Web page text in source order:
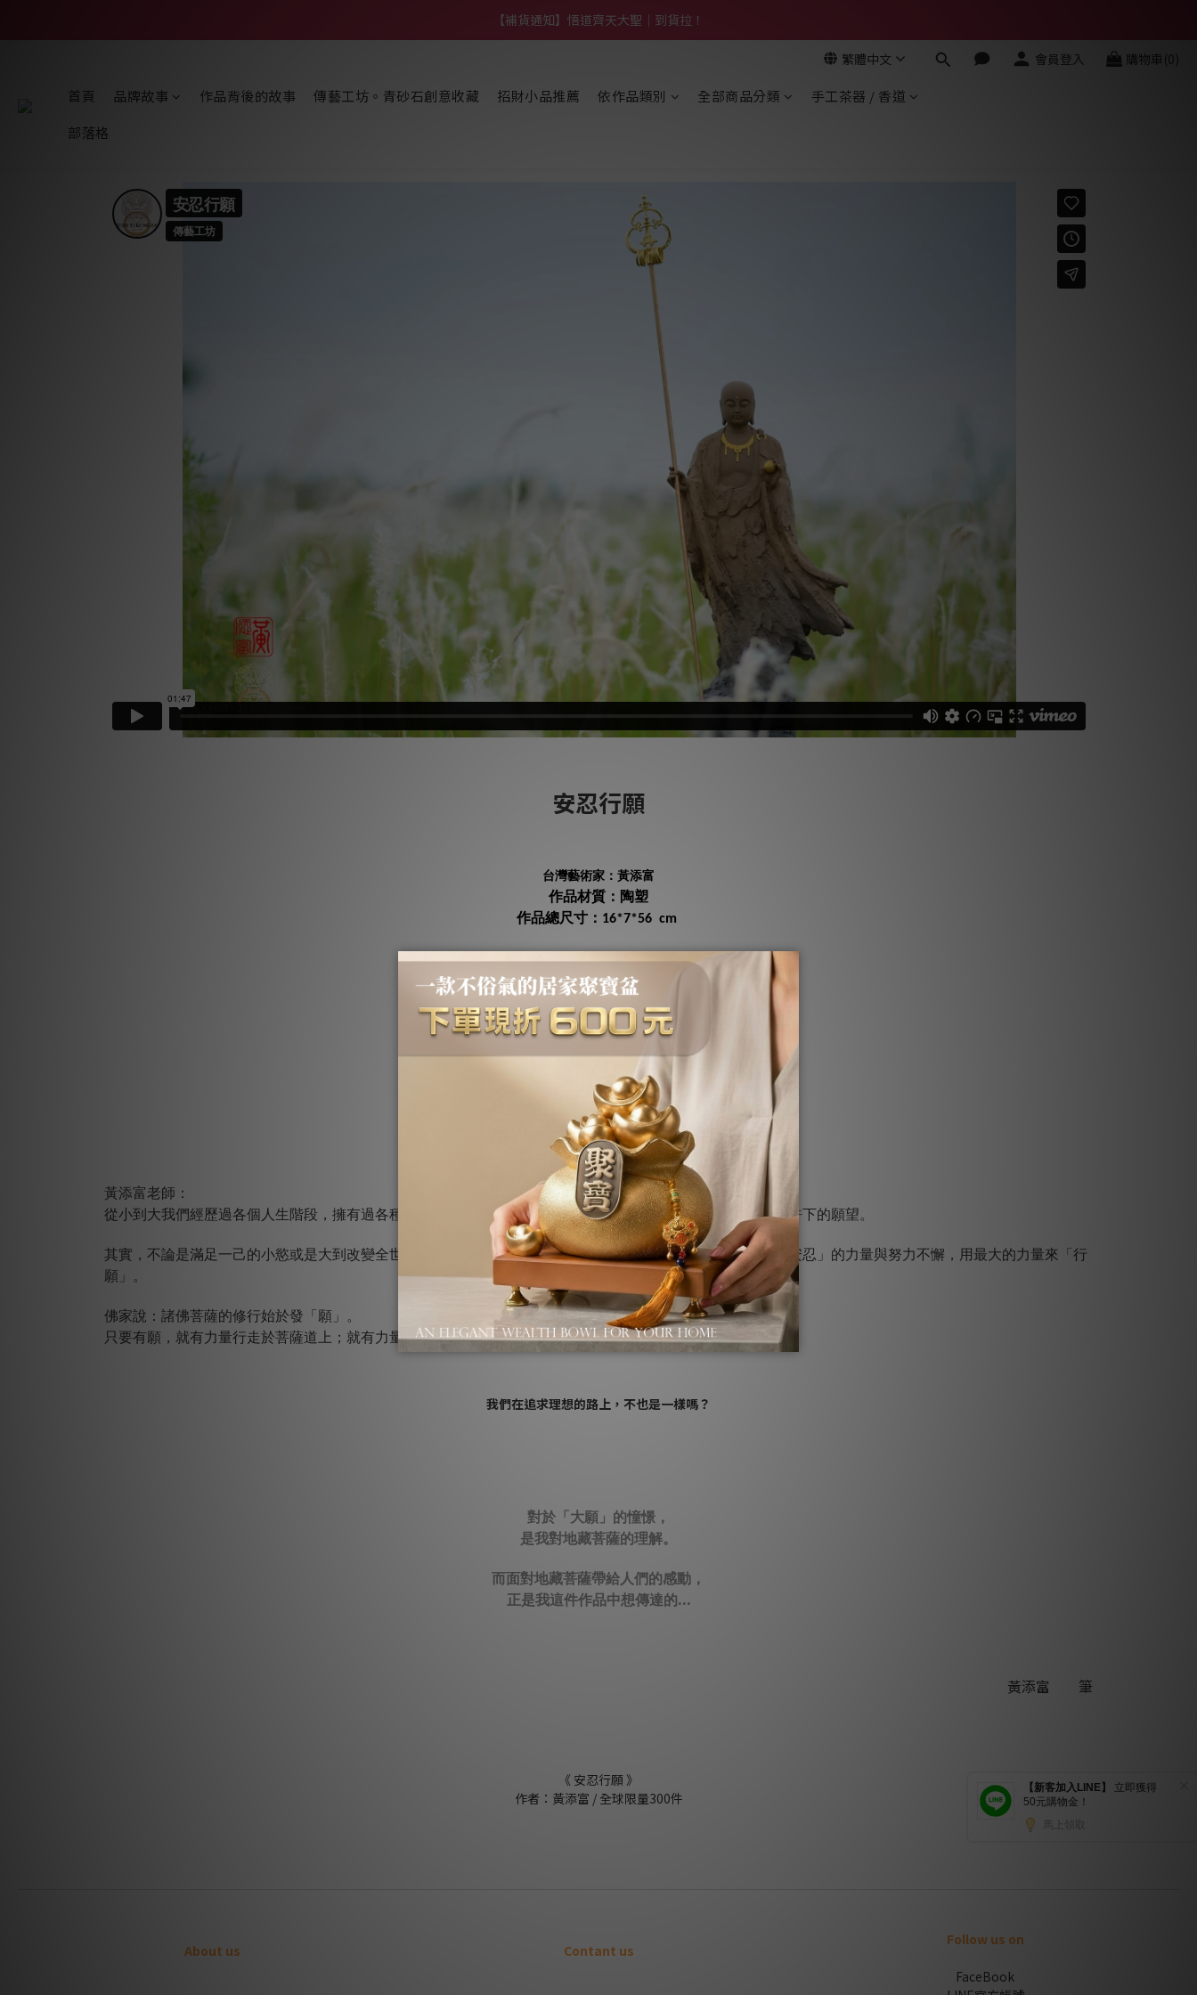
【熱門】馬上有系列！四種寶物幫你財運「轉」進來
【補貨通知】悟道齊天大聖｜到貨拉！
繁體中文 會員登入 購物車(0)
首頁 品牌故事 作品背後的故事 傳藝工坊。青砂石創意收藏 招財小品推薦 依作品類別 全部商品分類
手工茶器 / 香道
部落格
安忍行願
台灣藝術家：黃添富
作品材質：陶塑
作品總尺寸： 16*7*56 cm
安忍，將一切嗔怒化為虛空；
行願 ，用最大力量實現理想。
黃添富老師：
從小到大我們經歷過各個人生階段，擁有過各種不同夢想，
對我來說追求、傳承台灣藝術，正是我用畢生時間許下的願望。
其實，不論是滿足一己的小慾或是大到改變全世界的宏願，一定都有著一個不變的共通點：那就是憑藉過人「安忍」的力量與努力不懈，用最大的力量來「行
願」。
佛家說：諸佛菩薩的修行始於發「願」。
只要有願，就有力量行走於菩薩道上；就有力量得到解脫、得到蘊藏在大地中的覺悟有情。
我們在追求理想的路上，不也是一樣嗎？
對於「大願」的憧憬，
是我對地藏菩薩的理解。
而面對地藏菩薩帶給人們的感動，
正是我這件作品中想傳達的...
黃添富 筆
《 安忍行願 》
作者：黃添富 / 全球限量300件
About us Contant us
Follow us on
FaceBook